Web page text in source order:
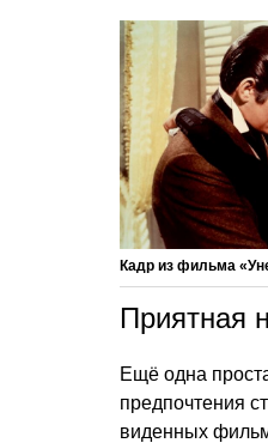
Кадр из фильма
Приятная
Ещё одна
предпочтения
виденных